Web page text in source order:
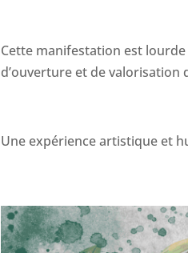
Cette manifestation est
d’ouverture et de valorisation
Une expérience artistique et